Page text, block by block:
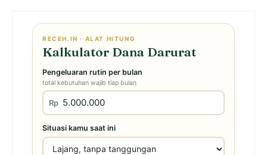
RECEH.IN · ALAT HITUNG
Kalkulator Dana Darurat
Pengeluaran rutin per bulan
total kebutuhan wajib tiap bulan
Rp
Situasi kamu saat ini